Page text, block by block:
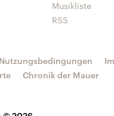
Musikliste
RSS
Nutzungsbedingungen
Chronik der Mauer